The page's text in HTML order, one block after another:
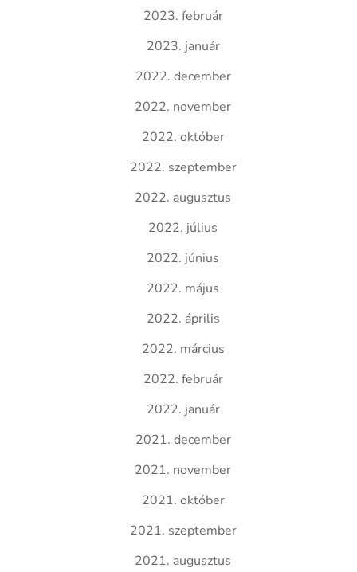
2023. február
2023. január
2022. december
2022. november
2022. október
2022. szeptember
2022. augusztus
2022. július
2022. június
2022. május
2022. április
2022. március
2022. február
2022. január
2021. december
2021. november
2021. október
2021. szeptember
2021. augusztus